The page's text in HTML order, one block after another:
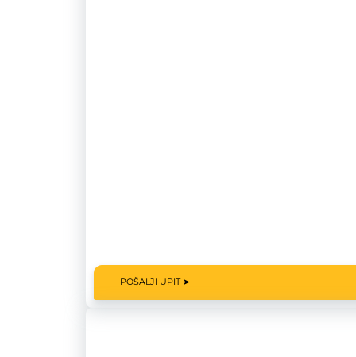
POŠALJI UPIT ➤